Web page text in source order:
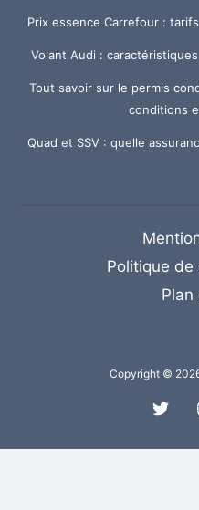
Prix essence Carrefour :
Volant Audi :
Tout savoir sur le permis
conditions
Quad et SSV : quelle
Politique
Plan
Copyright ©